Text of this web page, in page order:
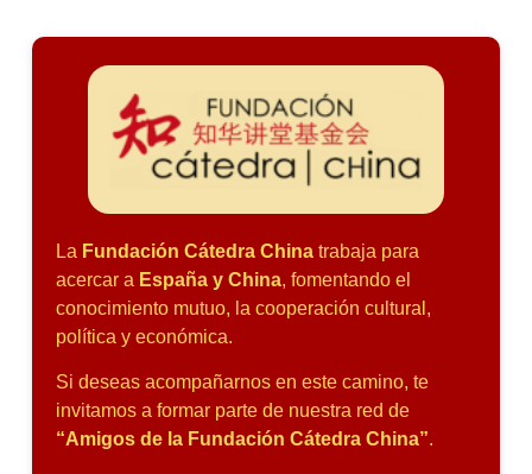
La Fundación Cátedra China trabaja para
acercar a España y China, fomentando el
conocimiento mutuo, la cooperación cultural,
política y económica.
Si deseas acompañarnos en este camino, te
invitamos a formar parte de nuestra red de
“Amigos de la Fundación Cátedra China”.